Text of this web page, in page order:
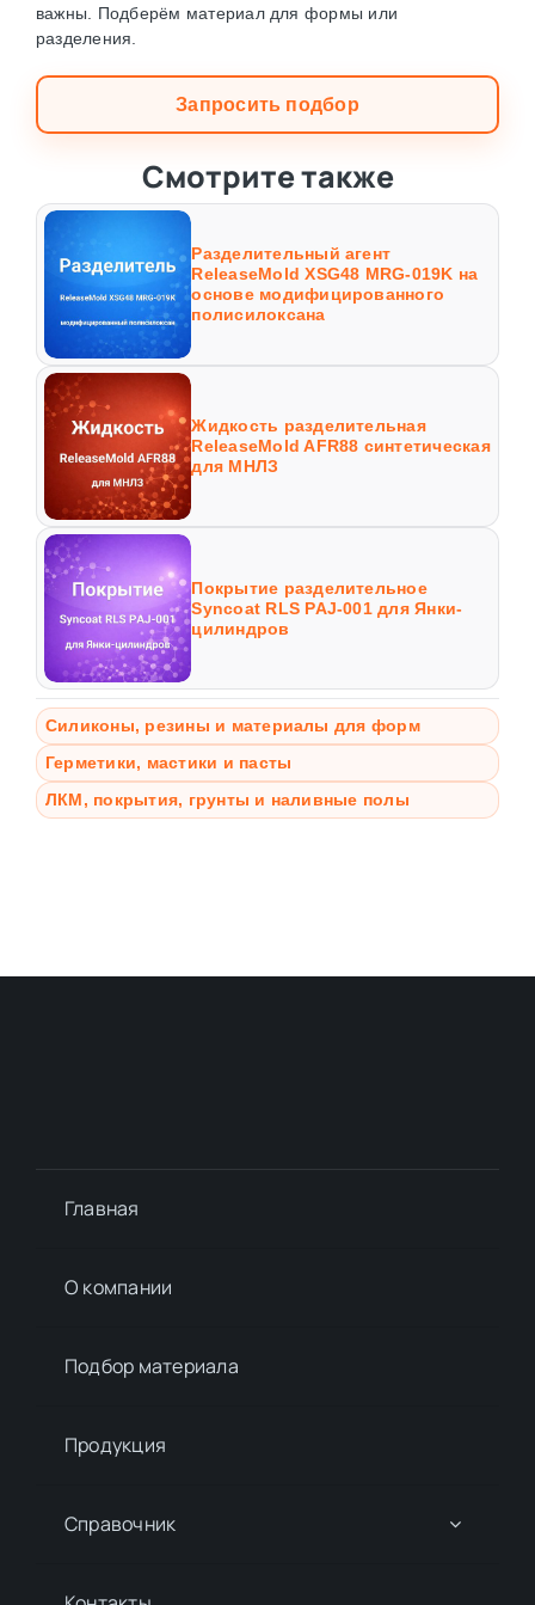
важны. Подберём материал для формы или
разделения.
Запросить подбор
Смотрите также
Разделительный агент
ReleaseMold XSG48 MRG-019K на
основе модифицированного
полисилоксана
Жидкость разделительная
ReleaseMold AFR88 синтетическая
для МНЛЗ
Покрытие разделительное
Syncoat RLS PAJ-001 для Янки-
цилиндров
Силиконы, резины и материалы для форм
Герметики, мастики и пасты
ЛКМ, покрытия, грунты и наливные полы
Главная
О компании
Подбор материалa
Продукция
Справочник